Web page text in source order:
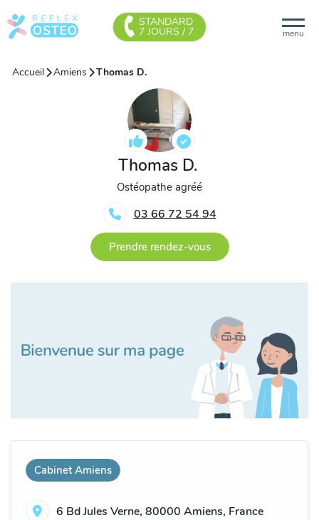
menu
STANDARD
7 JOURS / 7
Accueil Amiens Thomas D.
Thomas D.
Ostéopathe agréé
03 66 72 54 94
Prendre rendez-vous
Cabinet Amiens
6 Bd Jules Verne, 80000 Amiens, France